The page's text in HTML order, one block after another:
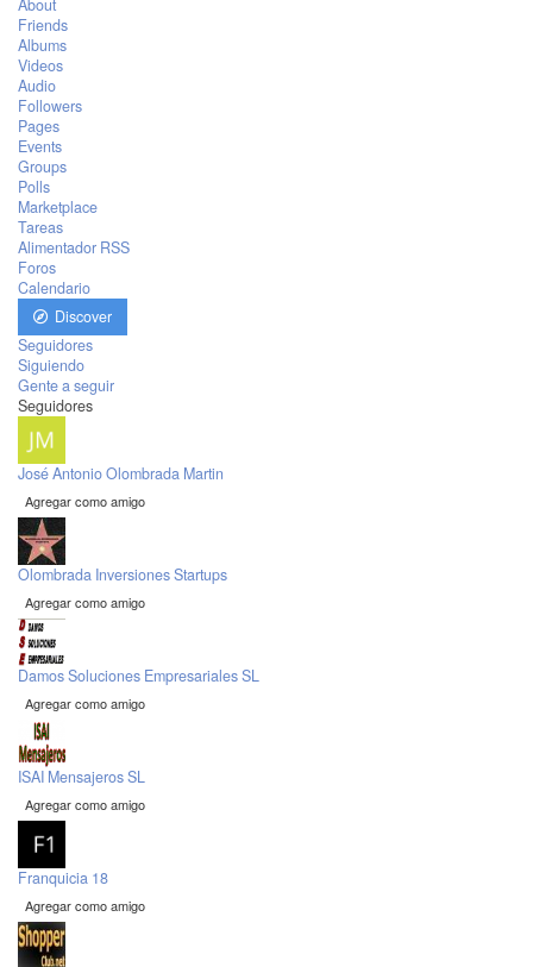
About
Friends
Albums
Videos
Audio
Followers
Pages
Events
Groups
Polls
Marketplace
Tareas
Alimentador RSS
Foros
Calendario
Discover
Seguidores
Siguiendo
Gente a seguir
Seguidores
José Antonio Olombrada Martin
Agregar como amigo
Olombrada Inversiones Startups
Agregar como amigo
Damos Soluciones Empresariales SL
Agregar como amigo
ISAI Mensajeros SL
Agregar como amigo
Franquicia 18
Agregar como amigo